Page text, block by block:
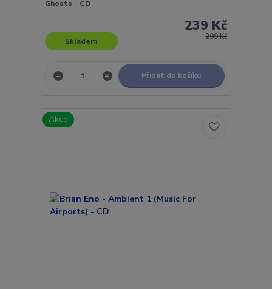
Ghosts - CD
299 Kč
239 Kč
Skladem
Přidat do košíku
Akce